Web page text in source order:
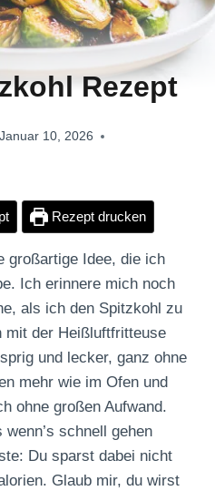
Rezept
Januar 10, 2026
Rezept drucken
großartige Idee, die ich
Ich erinnere mich noch
als ich den Spitzkohl zu
mit der Heißluftfritteuse
und lecker, ganz ohne
mehr wie im Ofen und
ohne großen Aufwand.
schnell gehen
Du sparst dabei nicht
Glaub mir, du wirst